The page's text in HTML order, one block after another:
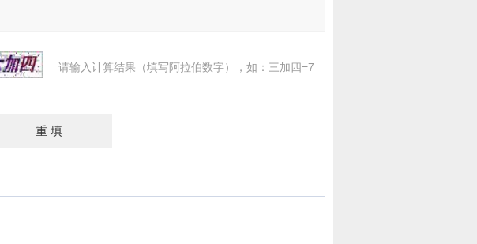
请输入计算结果（填写阿拉伯数字），如：三加四=7